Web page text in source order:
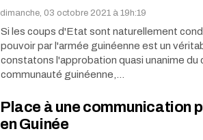
dimanche, 03 octobre 2021 à 19h:19
Si les coups d'Etat sont naturellement
pouvoir par l'armée guinéenne est un
constatons l'approbation quasi unanime du
communauté guinéenne,…
Place à une communication
en Guinée